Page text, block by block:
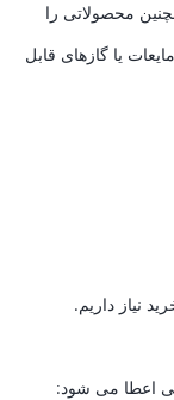
محصولاتی را
یا گازهای قابل
نیاز داریم.
اعطا می شود: